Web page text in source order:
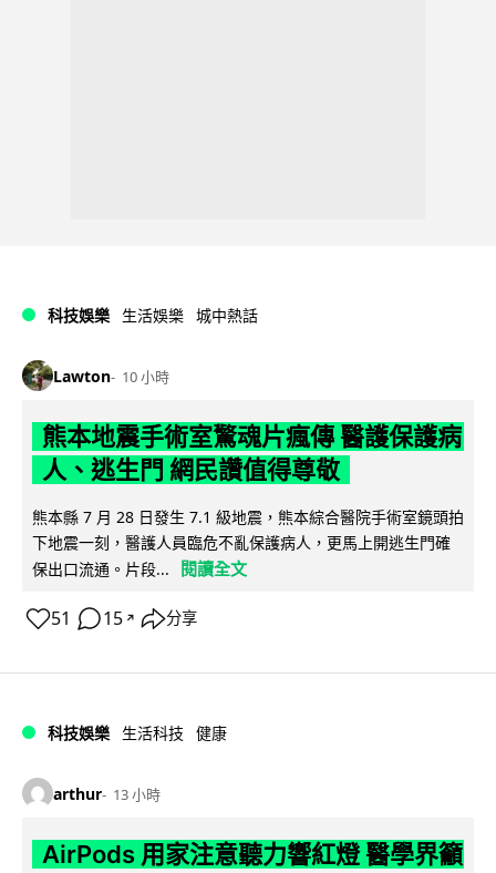
科技娛樂 生活娛樂 城中熱話
Lawton 10 小時
熊本地震手術室驚魂片瘋傳 醫護保護病
人、逃生門 網民讚值得尊敬
熊本縣 7 月 28 日發生 7.1 級地震，熊本綜合醫院手術室鏡頭拍
下地震一刻，醫護人員臨危不亂保護病人，更馬上開逃生門確
保出口流通。片段...
閱讀全文
51 15 ↗ 分享
科技娛樂 生活科技 健康
arthur 13 小時
AirPods 用家注意聽力響紅燈 醫學界籲